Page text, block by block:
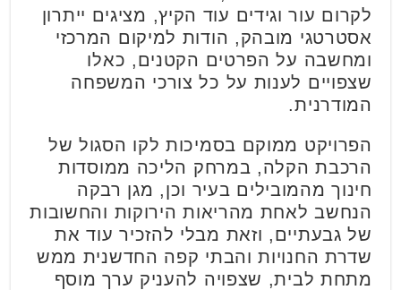
לקרום עור וגידים עוד הקיץ, מציגים ייתרון
אסטרטגי מובהק, הודות למיקום המרכזי
ומחשבה על הפרטים הקטנים, כאלו
שצפויים לענות על כל צורכי המשפחה
המודרנית.
הפרויקט ממוקם בסמיכות לקו הסגול של
הרכבת הקלה, במרחק הליכה ממוסדות
חינוך מהמובילים בעיר וכן, מגן רבקה
הנחשב לאחת מהריאות הירוקות והחשובות
של גבעתיים, וזאת מבלי להזכיר עוד את
שדרת החנויות והבתי קפה החדשנית ממש
מתחת לבית, שצפויה להעניק ערך מוסף